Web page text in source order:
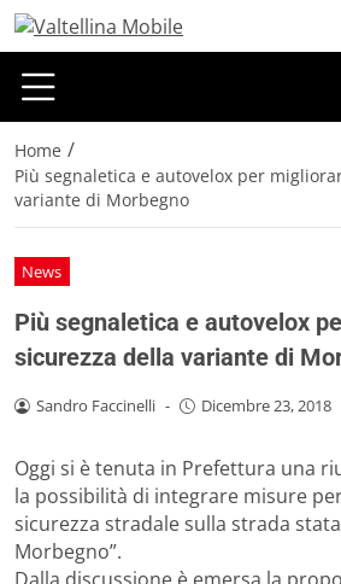
Home /
Più segnaletica e autovelox per
variante di Morbegno
News
Più segnaletica e autovelox
sicurezza della variante di
Sandro Faccinelli - Dicembre 23, 2018
Oggi si è tenuta in Prefettura una
la possibilità di integrare misure
sicurezza stradale sulla strada
Morbegno”.